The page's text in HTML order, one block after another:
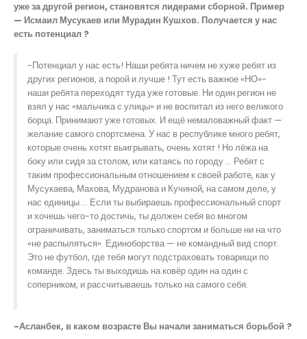
уже за другой регион, становятся лидерами сборной. Пример
— Исмаил Мусукаев или Мурадин Кушхов. Получается у нас
есть потенциал ?
-Потенциал у нас есть! Наши ребята ничем не хуже ребят из
других регионов, а порой и лучше ! Тут есть важное «НО»-
наши ребята переходят туда уже готовые. Ни один регион не
взял у нас «мальчика с улицы» и не воспитал из него великого
борца. Принимают уже готовых. И ещё немаловажный факт —
желание самого спортсмена. У нас в республике много ребят,
которые очень хотят выигрывать, очень хотят ! Но лёжа на
боку или сидя за столом, или катаясь по городу … Ребят с
таким профессиональным отношением к своей работе, как у
Мусукаева, Махова, Мудранова и Кучиной, на самом деле, у
нас единицы … Если ты выбираешь профессиональный спорт
и хочешь чего-то достичь, ты должен себя во многом
ограничивать, заниматься только спортом и больше ни на что
«не распыляться». Единоборства — не командный вид спорт.
Это не футбол, где тебя могут подстраховать товарищи по
команде. Здесь ты выходишь на ковёр один на один с
соперником, и рассчитываешь только на самого себя.
-Асланбек, в каком возрасте Вы начали заниматься борьбой ?